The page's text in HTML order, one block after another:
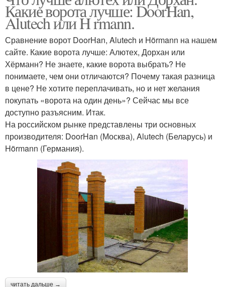
Какие ворота лучше: DoorHan,
Alutech или H rmann.
Сравнение ворот DoorHan, Alutech и Hörmann на нашем
сайте. Какие ворота лучше: Алютех, Дорхан или
Хёрманн? Не знаете, какие ворота выбрать? Не
понимаете, чем они отличаются? Почему такая разница
в цене? Не хотите переплачивать, но и нет желания
покупать «ворота на один день»? Сейчас мы все
доступно разъясним. Итак.
На российском рынке представлены три основных
производителя: DoorHan (Москва), Alutech (Беларусь) и
Hörmann (Германия).
читать дальше →